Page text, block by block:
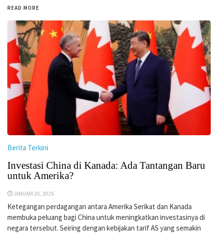
READ MORE
Berita Terkini
Investasi China di Kanada: Ada Tantangan Baru
untuk Amerika?
JANUARI 20, 2026
Ketegangan perdagangan antara Amerika Serikat dan Kanada
membuka peluang bagi China untuk meningkatkan investasinya di
negara tersebut. Seiring dengan kebijakan tarif AS yang semakin